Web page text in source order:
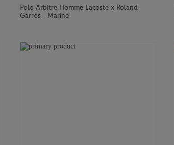
Polo Arbitre Homme Lacoste x Roland-
Garros - Marine